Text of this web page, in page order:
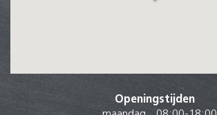
Openingstijden